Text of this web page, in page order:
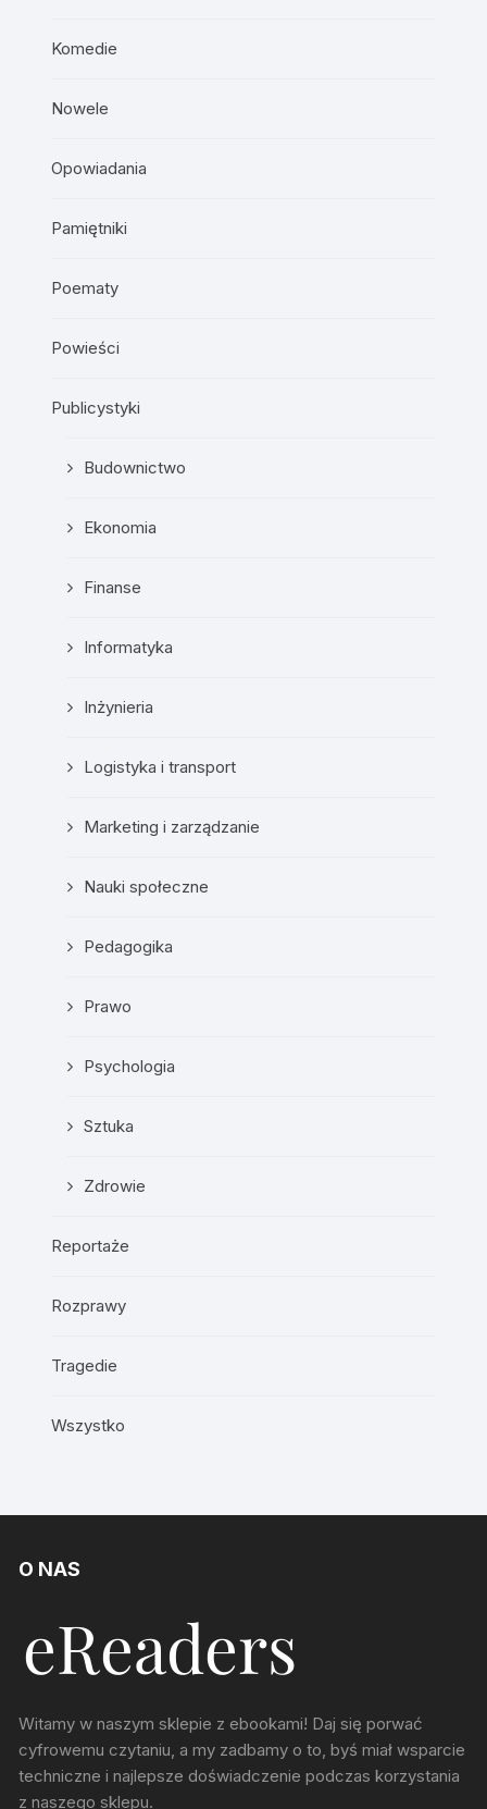
Komedie
Nowele
Opowiadania
Pamiętniki
Poematy
Powieści
Publicystyki
Budownictwo
Ekonomia
Finanse
Informatyka
Inżynieria
Logistyka i transport
Marketing i zarządzanie
Nauki społeczne
Pedagogika
Prawo
Psychologia
Sztuka
Zdrowie
Reportaże
Rozprawy
Tragedie
Wszystko
O NAS
Witamy w naszym sklepie z ebookami! Daj się porwać
cyfrowemu czytaniu, a my zadbamy o to, byś miał wsparcie
techniczne i najlepsze doświadczenie podczas korzystania
z naszego sklepu.